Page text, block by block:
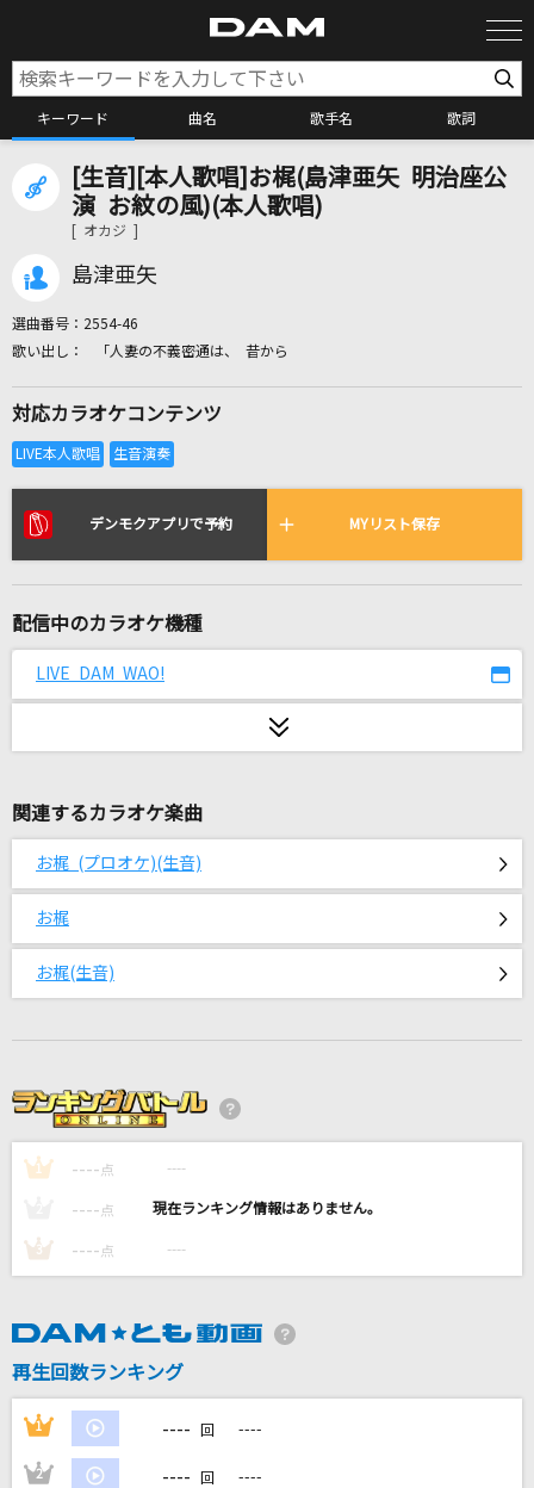
キーワード 曲名 歌手名 歌詞
カラオケ検索
カラオケリクエスト
リアルタイムで歌われている曲の一覧
キティ
[生音]Make-up Shadow
井上陽水
Sexy Zone
[生音]ZERO
HOWEVER
[生音]桜
Brand New
Mrs. GREEN APPLE
愛をこめて花束を
Superfly
[生音]オールドファッション
[生音][本人歌唱]お梶(島津亜矢 明治座公
演 お紋の風)(本人歌唱)
[ オカジ ]
島津亜矢
選曲番号： 2554-46
「人妻の不義密通は、 昔から
対応カラオケコンテンツ
デンモクアプリで予約 MYリスト保存
配信中のカラオケ機種
LIVE DAM WAO!
関連するカラオケ楽曲
お梶 (プロオケ)(生音)
お梶
お梶(生音)
1 ---- 点 ----
---- 点 ----
3 ---- 点 ----
再生回数ランキング
1 ---- 回 ----
2 ---- 回 ----